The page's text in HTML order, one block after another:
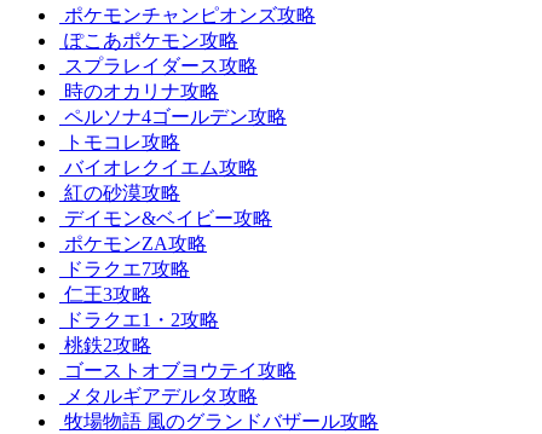
ポケモンチャンピオンズ攻略
ぽこあポケモン攻略
スプラレイダース攻略
時のオカリナ攻略
ペルソナ4ゴールデン攻略
トモコレ攻略
バイオレクイエム攻略
紅の砂漠攻略
デイモン&ベイビー攻略
ポケモンZA攻略
ドラクエ7攻略
仁王3攻略
ドラクエ1・2攻略
桃鉄2攻略
ゴーストオブヨウテイ攻略
メタルギアデルタ攻略
牧場物語 風のグランドバザール攻略